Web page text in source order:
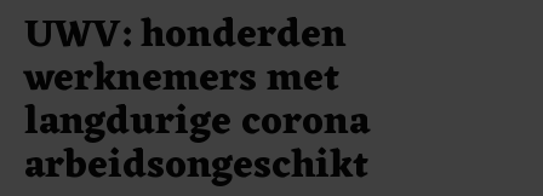
UWV: honderden
werknemers met
langdurige corona
arbeidsongeschikt